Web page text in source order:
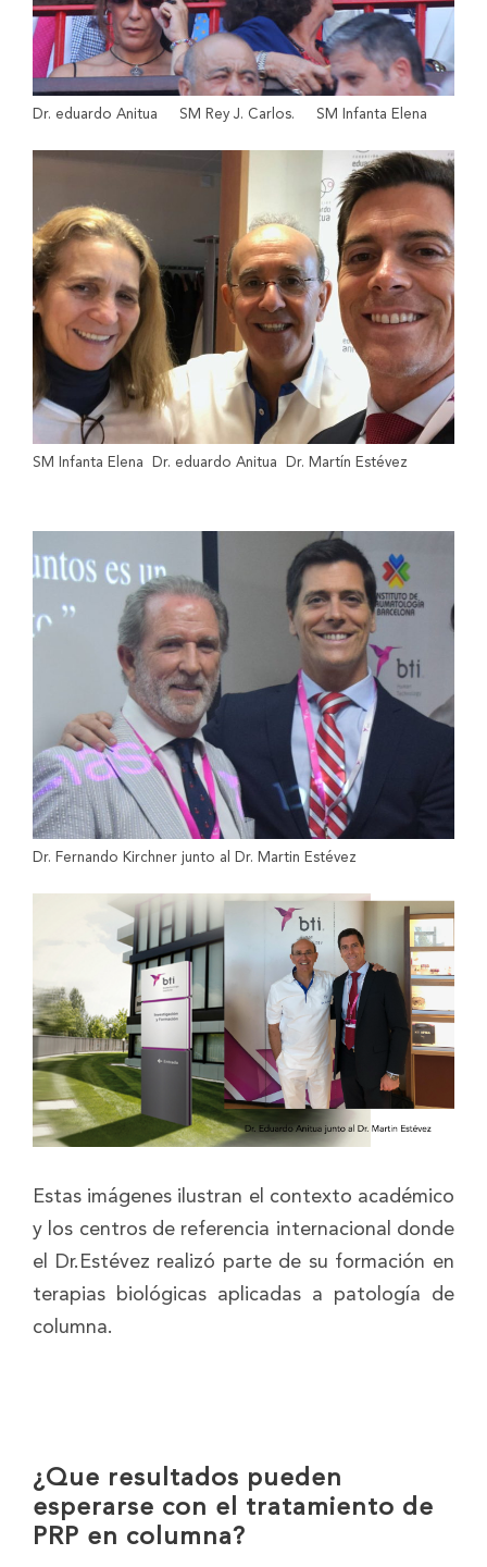
Dr. eduardo Anitua SM Rey J. Carlos. SM Infanta Elena
SM Infanta Elena Dr. eduardo Anitua Dr. Martín Estévez
Dr. Fernando Kirchner junto al Dr. Martin Estévez
Estas imágenes ilustran el contexto académico
y los centros de referencia internacional donde
el Dr.Estévez realizó parte de su formación en
terapias biológicas aplicadas a patología de
columna.
¿Que resultados pueden
esperarse con el tratamiento de
PRP en columna?